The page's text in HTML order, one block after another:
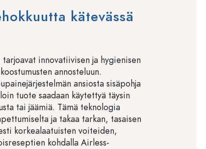
kätevässä
innovatiivisen ja hygienisen
annosteluun.
ansiosta sisäpohja
tuote saadaan käytettyä täysin
tai jäämiä. Tämä teknologia
ja takaa tarkan, tasaisen
korkealaatuisten voiteiden,
kohdalla Airless-